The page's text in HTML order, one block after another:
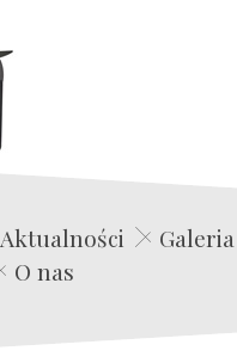
Edwin Film Agencja Aktorska
Aktualności
Galeria
O nas